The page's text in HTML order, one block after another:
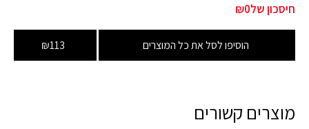
חיסכון של₪0
הוסיפו לסל את כל המוצרים ₪113
מוצרים קשורים